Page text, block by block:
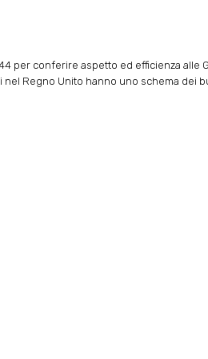
per conferire aspetto ed efficienza alle
Regno Unito hanno uno schema dei